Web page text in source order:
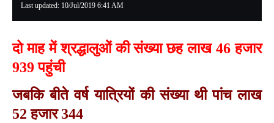
Last updated: 10/Jul/2019 6:41 AM
दो माह में श्रद्धालुओं की संख्या छह लाख 46 हजार
939 पहुंची
जबकि बीते वर्ष यात्रियों की संख्या थी पांच लाख
52 हजार 344